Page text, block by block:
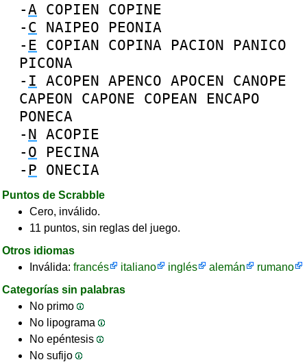
-A COPIEN COPINE
- C NAIPEO
PEONIA
- E COPIAN COPINA PACION
PANICO
PICONA
- I ACOPEN APENCO APOCEN CANOPE
CAPEON CAPONE COPEAN
ENCAPO
PONECA
- N ACOPIE
- O
PECINA
- P ONECIA
Puntos de Scrabble
Cero, inválido.
11 puntos, sin reglas del juego.
Otros idiomas
Inválida: francés italiano inglés alemán
rumano
Categorías sin palabras
No primo
No lipograma
No epéntesis
No sufijo